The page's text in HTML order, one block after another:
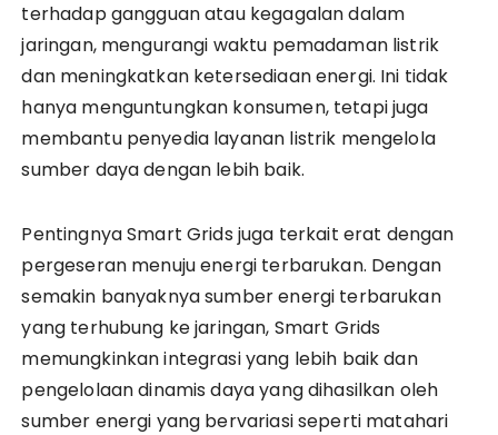
terhadap gangguan atau kegagalan dalam
jaringan, mengurangi waktu pemadaman listrik
dan meningkatkan ketersediaan energi. Ini tidak
hanya menguntungkan konsumen, tetapi juga
membantu penyedia layanan listrik mengelola
sumber daya dengan lebih baik.
Pentingnya Smart Grids juga terkait erat dengan
pergeseran menuju energi terbarukan. Dengan
semakin banyaknya sumber energi terbarukan
yang terhubung ke jaringan, Smart Grids
memungkinkan integrasi yang lebih baik dan
pengelolaan dinamis daya yang dihasilkan oleh
sumber energi yang bervariasi seperti matahari